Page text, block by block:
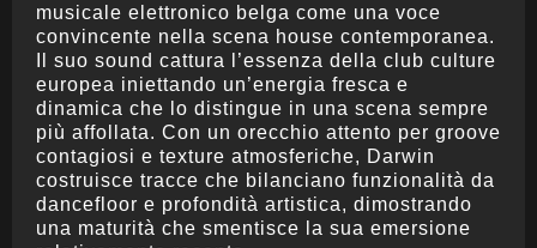
musicale elettronico belga come una voce
convincente nella scena house contemporanea.
Il suo sound cattura l’essenza della club culture
europea iniettando un’energia fresca e
dinamica che lo distingue in una scena sempre
più affollata. Con un orecchio attento per groove
contagiosi e texture atmosferiche, Darwin
costruisce tracce che bilanciano funzionalità da
dancefloor e profondità artistica, dimostrando
una maturità che smentisce la sua emersione